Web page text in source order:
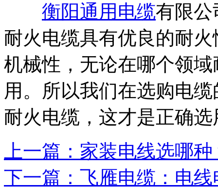
衡阳通用电缆有限公
耐火电缆具有优良的耐
机械性，无论在哪个领
用。所以我们在选购电
耐火电缆，这才是正确
上一篇：家装电线选哪
下一篇：飞雁电缆：电